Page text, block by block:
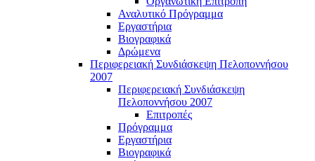
Αναλυτικό Πρόγραμμα
Εργαστήρια
Βιογραφικά
Δρώμενα
Περιφερειακή Συνδιάσκεψη Πελοποννήσου
2007
Περιφερειακή Συνδιάσκεψη
Πελοποννήσου 2007
Επιτροπές
Πρόγραμμα
Εργαστήρια
Βιογραφικά